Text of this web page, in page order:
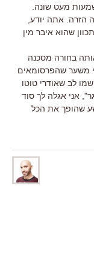
מעט שונה.
הזרה. אתה יודע,
שהוא איבר מין
בחורה מסכנה
משער שהפרסומאים
לב שאודרי טוטו
אני אגלה לך סוד
שהופך את הכל